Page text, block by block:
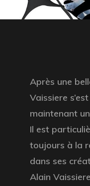
Après une
Vaissiere
maintenant
Il est
toujours à la
dans ses
Alain